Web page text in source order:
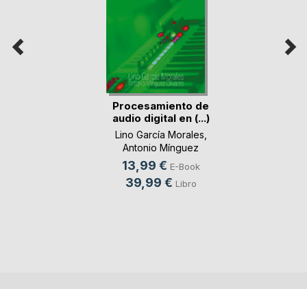
Procesamiento de
audio digital en (...)
Lino García Morales
Antonio Mínguez
Olivares
13,99 € E-Book
39,99 € Libro